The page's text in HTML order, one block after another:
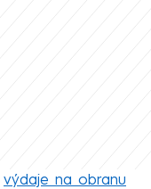
výdaje na obranu